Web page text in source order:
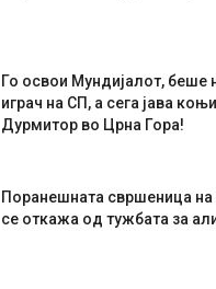
Го освои Мундијалот, беше
играч на СП, а сега јава
Дурмитор во Црна Гора!
Поранешната свршеница
се откажа од тужбата за